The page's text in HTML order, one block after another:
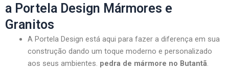
a Portela Design Mármores e
Granitos
A Portela Design está aqui para fazer a diferença em sua
construção dando um toque moderno e personalizado
aos seus ambientes. pedra de mármore no Butantã.